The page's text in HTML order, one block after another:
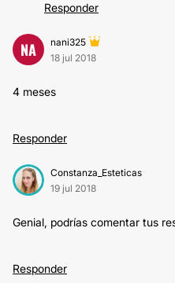
Responder
NA
nani325
18 jul 2018
4 meses
Responder
Constanza_Esteticas
19 jul 2018
Genial, podrías comentar tus
Responder